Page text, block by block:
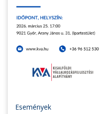
Események